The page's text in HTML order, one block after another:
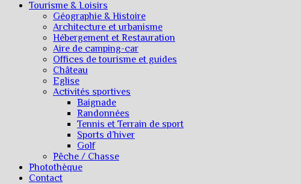
Tourisme & Loisirs
Géographie & Histoire
Architecture et urbanisme
Hébergement et Restauration
Aire de camping-car
Offices de tourisme et guides
Château
Eglise
Activités sportives
Baignade
Randonnées
Tennis et Terrain de sport
Sports d’hiver
Golf
Pêche / Chasse
Photothèque
Contact